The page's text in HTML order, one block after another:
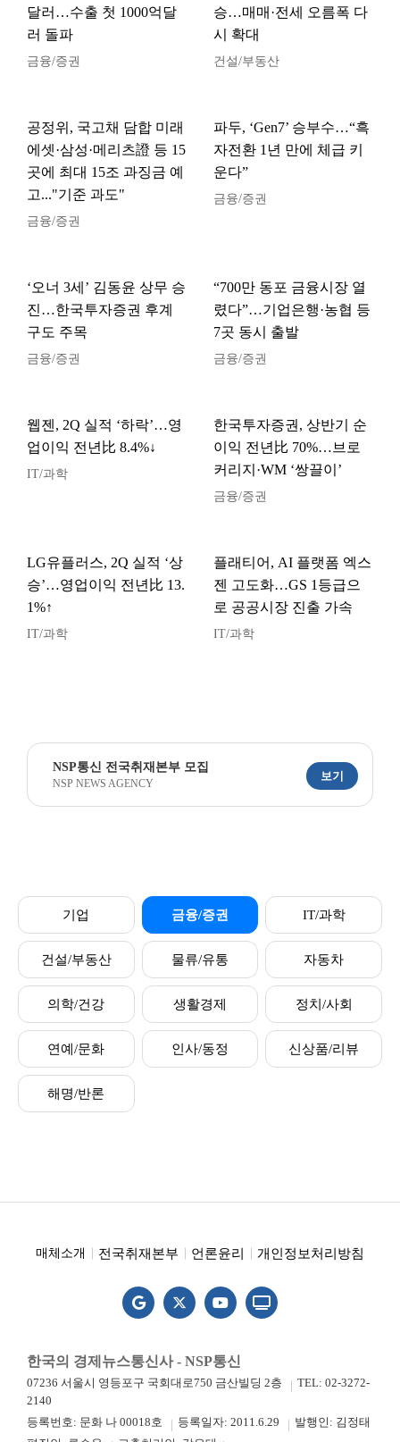
달러…수출 첫 1000억달
러 돌파
금융/증권
승…매매·전세 오름폭 다
시 확대
건설/부동산
공정위, 국고채 담합 미래
에셋·삼성·메리츠證 등 15
곳에 최대 15조 과징금 예
고..."기준 과도"
금융/증권
파두, ‘Gen7’ 승부수…“흑
자전환 1년 만에 체급 키
운다”
금융/증권
‘오너 3세’ 김동윤 상무 승
진…한국투자증권 후계
구도 주목
금융/증권
“700만 동포 금융시장 열
렸다”…기업은행·농협 등
7곳 동시 출발
금융/증권
웹젠, 2Q 실적 ‘하락’…영
업이익 전년比 8.4%↓
IT/과학
한국투자증권, 상반기 순
이익 전년比 70%…브로
커리지·WM ‘쌍끌이’
금융/증권
LG유플러스, 2Q 실적 ‘상
승’…영업이익 전년比 13.
1%↑
IT/과학
플래티어, AI 플랫폼 엑스
젠 고도화…GS 1등급으
로 공공시장 진출 가속
IT/과학
NSP통신 전국취재본부 모집
NSP NEWS AGENCY
보기
기업 금융/증권 IT/과학
건설/부동산 물류/유통 자동차
의학/건강 생활경제 정치/사회
연예/문화 인사/동정 신상품/리뷰
해명/반론
매체소개 전국취재본부 언론윤리 개인정보처리방침
한국의 경제뉴스통신사 - NSP통신
07236 서울시 영등포구 국회대로750 금산빌딩 2층
TEL: 02-3272-
2140
등록번호: 문화 나 00018호
등록일자: 2011.6.29
발행인: 김정태